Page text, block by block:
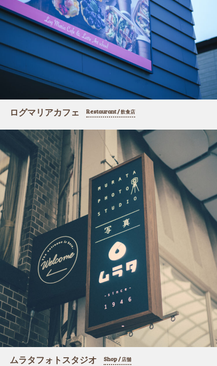
ログマリアカフェ Restaurant /飲食店
ムラタフォトスタジオ Shop / 店舗